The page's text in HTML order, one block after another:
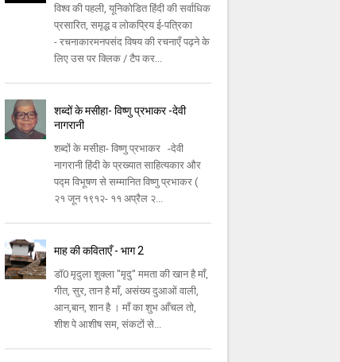
विश्व की पहली, यूनिकोडित हिंदी की सर्वाधिक
प्रसारित, समृद्ध व लोकप्रिय ई-पत्रिका
- रचनाकारमनपसंद विषय की रचनाएँ पढ़ने के
लिए उस पर क्लिक / टैप कर...
शब्दों के मसीहा- विष्णु प्रभाकर -देवी
नागरानी
शब्दों के मसीहा- विष्णु प्रभाकर -देवी
नागरानी हिंदी के प्रख्यात साहित्यकार और
पद्म विभूषण से सम्मानित विष्णु प्रभाकर (
२१ जून १९१२- ११ अप्रैल २...
माह की कविताएँ - भाग 2
डॉ0 मृदुला शुक्ला "मृदु" ममता की खान है माँ,
गीत, सुर, तान है माँ, असंख्य दुआओं वाली,
आन,बान, शान है । माँ का शुभ आँचल तो,
शीश पे आशीष सम, संकटों से...